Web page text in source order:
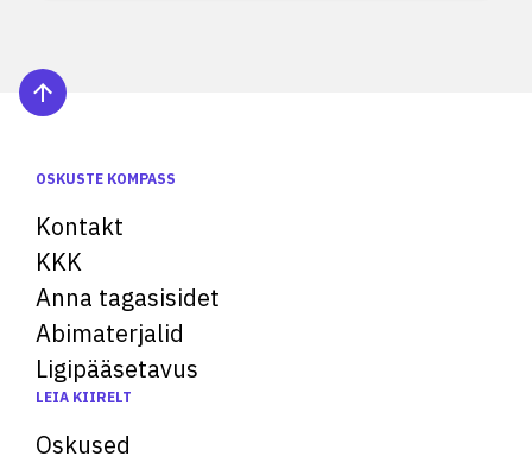
OSKUSTE KOMPASS
Kontakt
KKK
Anna tagasisidet
Abimaterjalid
Ligipääsetavus
LEIA KIIRELT
Oskused